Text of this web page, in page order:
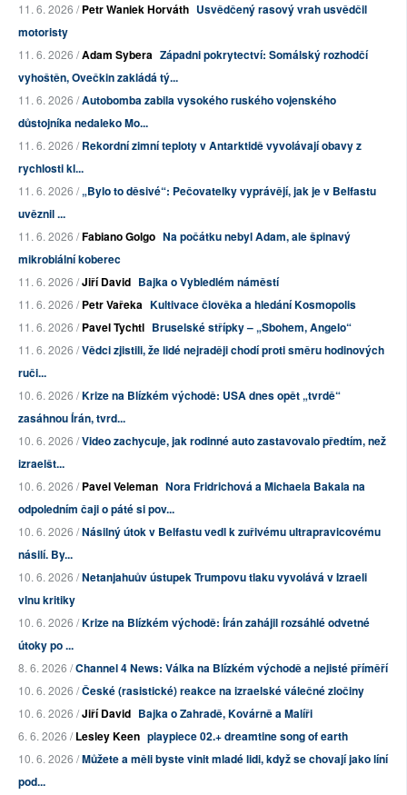
11. 6. 2026 /Petr Waniek Horváth Usvědčený rasový vrah usvědčil
motoristy
11. 6. 2026 /Adam Sybera Západni pokrytectví: Somálský rozhodčí
vyhoštěn, Ovečkin zakládá tý...
11. 6. 2026 /Autobomba zabila vysokého ruského vojenského
důstojníka nedaleko Mo...
11. 6. 2026 /Rekordní zimní teploty v Antarktidě vyvolávají obavy z
rychlosti kl...
11. 6. 2026 /„Bylo to děsivé“: Pečovatelky vyprávějí, jak je v Belfastu
uvěznil ...
11. 6. 2026 /Fabiano Golgo Na počátku nebyl Adam, ale špinavý
mikrobiální koberec
11. 6. 2026 /Jiří David Bajka o Vybledlém náměstí
11. 6. 2026 /Petr Vařeka Kultivace člověka a hledání Kosmopolis
11. 6. 2026 /Pavel Tychtl Bruselské střípky – „Sbohem, Angelo“
11. 6. 2026 /Vědci zjistili, že lidé nejraději chodí proti směru hodinových
ruči...
10. 6. 2026 /Krize na Blízkém východě: USA dnes opět „tvrdě“
zasáhnou Írán, tvrd...
10. 6. 2026 /Video zachycuje, jak rodinné auto zastavovalo předtím, než
izraelšt...
10. 6. 2026 /Pavel Veleman Nora Fridrichová a Michaela Bakala na
odpoledním čaji o páté si pov...
10. 6. 2026 /Násilný útok v Belfastu vedl k zuřivému ultrapravicovému
násilí. By...
10. 6. 2026 /Netanjahuův ústupek Trumpovu tlaku vyvolává v Izraeli
vlnu kritiky
10. 6. 2026 /Krize na Blízkém východě: Írán zahájil rozsáhlé odvetné
útoky po ...
8. 6. 2026 /Channel 4 News: Válka na Blízkém východě a nejisté příměří
10. 6. 2026 /České (rasistické) reakce na izraelské válečné zločiny
10. 6. 2026 /Jiří David Bajka o Zahradě, Kovárně a Malíři
6. 6. 2026 /Lesley Keen playpiece 02.+ dreamtine song of earth
10. 6. 2026 /Můžete a měli byste vinit mladé lidi, když se chovají jako líní
pod...